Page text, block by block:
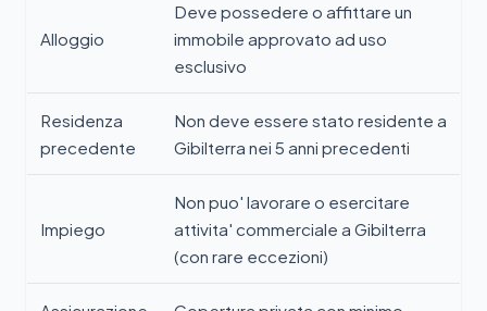
Alloggio
Deve possedere o affittare un
immobile approvato ad uso
esclusivo
Residenza
precedente
Non deve essere stato residente a
Gibilterra nei 5 anni precedenti
Impiego
Non puo' lavorare o esercitare
attivita' commerciale a Gibilterra
(con rare eccezioni)